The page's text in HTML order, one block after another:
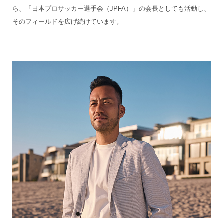
ら、「日本プロサッカー選手会（JPFA）」の会長としても活動し、
そのフィールドを広げ続けています。